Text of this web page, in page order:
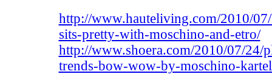
http://www.hauteliving.com/2010/
sits-pretty-with-moschino-and-etro/
http://www.shoera.com/2010/07/24/
trends-bow-wow-by-moschino-